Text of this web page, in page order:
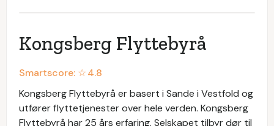
Kongsberg Flyttebyrå
Smartscore: ☆4.8
Kongsberg Flyttebyrå er basert i Sande i Vestfold og
utfører flyttetjenester over hele verden. Kongsberg
Flyttebyrå har 25 års erfaring. Selskapet tilbyr dør til